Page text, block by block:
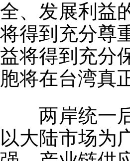
全、发展利益
将得到充分尊
益将得到充分
胞将在台湾真
两岸统一
以大陆市场为